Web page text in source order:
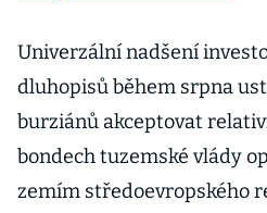
Univerzální nadšení
dluhopisů během srpna
burziánů akceptovat
bondech tuzemské vlády
zemím středoevropského